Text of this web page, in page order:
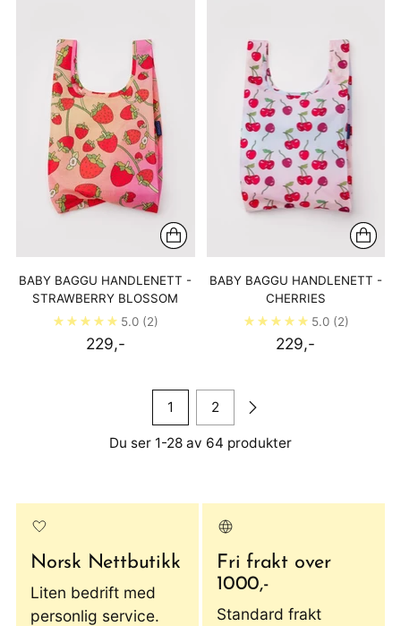
BABY BAGGU HANDLENETT -
STRAWBERRY BLOSSOM
5.0 (2)
229,-
BABY BAGGU HANDLENETT -
CHERRIES
5.0 (2)
229,-
1 2
Du ser 1-28 av 64 produkter
Norsk Nettbutikk
Liten bedrift med
personlig service.
Fri frakt over
1000,-
Standard frakt